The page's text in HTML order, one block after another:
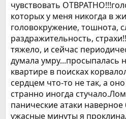
чувствовать
которых у меня никогда в
головокружение, тошнота,
раздражительность,
тяжело, и сейчас
думала умру...просыпалась
квартире в поисках
сердцем что-то не так, а
странно иногда
панические атаки
ужасные минуты я